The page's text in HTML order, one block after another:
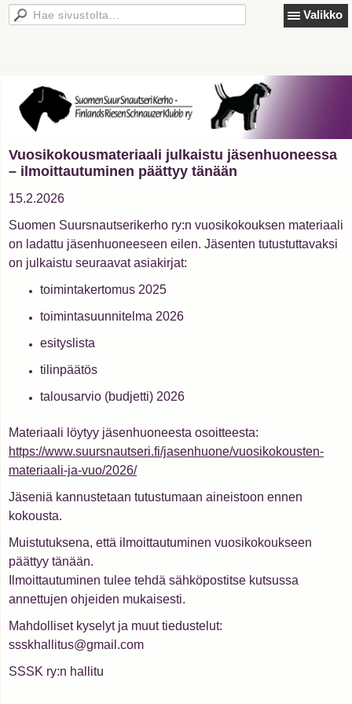
Valikko
Vuosikokousmateriaali julkaistu jäsenhuoneessa
– ilmoittautuminen päättyy tänään
15.2.2026
Suomen Suursnautserikerho ry:n vuosikokouksen materiaali
on ladattu jäsenhuoneeseen eilen. Jäsenten tutustuttavaksi
on julkaistu seuraavat asiakirjat:
toimintakertomus 2025
toimintasuunnitelma 2026
esityslista
tilinpäätös
talousarvio (budjetti) 2026
Materiaali löytyy jäsenhuoneesta osoitteesta:
https://www.suursnautseri.fi/jasenhuone/vuosikokousten-
materiaali-ja-vuo/2026/
Jäseniä kannustetaan tutustumaan aineistoon ennen
kokousta.
Muistutuksena, että ilmoittautuminen vuosikokoukseen
päättyy tänään.
Ilmoittautuminen tulee tehdä sähköpostitse kutsussa
annettujen ohjeiden mukaisesti.
Mahdolliset kyselyt ja muut tiedustelut:
ssskhallitus@gmail.com
SSSK ry:n hallitu